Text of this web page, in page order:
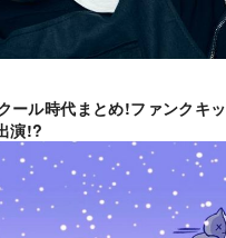
ール時代まとめ!ファンクキ
演!?